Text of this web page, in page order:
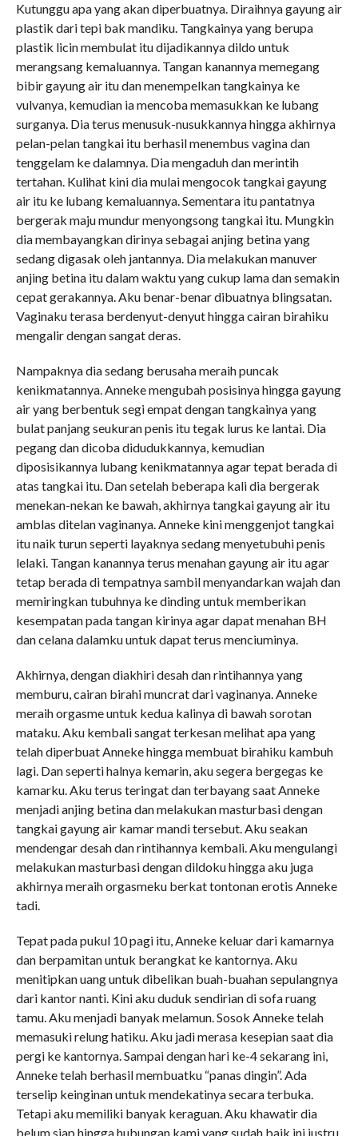
Kutunggu apa yang akan diperbuatnya. Diraihnya gayung air
plastik dari tepi bak mandiku. Tangkainya yang berupa
plastik licin membulat itu dijadikannya dildo untuk
merangsang kemaluannya. Tangan kanannya memegang
bibir gayung air itu dan menempelkan tangkainya ke
vulvanya, kemudian ia mencoba memasukkan ke lubang
surganya. Dia terus menusuk-nusukkannya hingga akhirnya
pelan-pelan tangkai itu berhasil menembus vagina dan
tenggelam ke dalamnya. Dia mengaduh dan merintih
tertahan. Kulihat kini dia mulai mengocok tangkai gayung
air itu ke lubang kemaluannya. Sementara itu pantatnya
bergerak maju mundur menyongsong tangkai itu. Mungkin
dia membayangkan dirinya sebagai anjing betina yang
sedang digasak oleh jantannya. Dia melakukan manuver
anjing betina itu dalam waktu yang cukup lama dan semakin
cepat gerakannya. Aku benar-benar dibuatnya blingsatan.
Vaginaku terasa berdenyut-denyut hingga cairan birahiku
mengalir dengan sangat deras.
Nampaknya dia sedang berusaha meraih puncak
kenikmatannya. Anneke mengubah posisinya hingga gayung
air yang berbentuk segi empat dengan tangkainya yang
bulat panjang seukuran penis itu tegak lurus ke lantai. Dia
pegang dan dicoba didudukkannya, kemudian
diposisikannya lubang kenikmatannya agar tepat berada di
atas tangkai itu. Dan setelah beberapa kali dia bergerak
menekan-nekan ke bawah, akhirnya tangkai gayung air itu
amblas ditelan vaginanya. Anneke kini menggenjot tangkai
itu naik turun seperti layaknya sedang menyetubuhi penis
lelaki. Tangan kanannya terus menahan gayung air itu agar
tetap berada di tempatnya sambil menyandarkan wajah dan
memiringkan tubuhnya ke dinding untuk memberikan
kesempatan pada tangan kirinya agar dapat menahan BH
dan celana dalamku untuk dapat terus menciuminya.
Akhirnya, dengan diakhiri desah dan rintihannya yang
memburu, cairan birahi muncrat dari vaginanya. Anneke
meraih orgasme untuk kedua kalinya di bawah sorotan
mataku. Aku kembali sangat terkesan melihat apa yang
telah diperbuat Anneke hingga membuat birahiku kambuh
lagi. Dan seperti halnya kemarin, aku segera bergegas ke
kamarku. Aku terus teringat dan terbayang saat Anneke
menjadi anjing betina dan melakukan masturbasi dengan
tangkai gayung air kamar mandi tersebut. Aku seakan
mendengar desah dan rintihannya kembali. Aku mengulangi
melakukan masturbasi dengan dildoku hingga aku juga
akhirnya meraih orgasmeku berkat tontonan erotis Anneke
tadi.
Tepat pada pukul 10 pagi itu, Anneke keluar dari kamarnya
dan berpamitan untuk berangkat ke kantornya. Aku
menitipkan uang untuk dibelikan buah-buahan sepulangnya
dari kantor nanti. Kini aku duduk sendirian di sofa ruang
tamu. Aku menjadi banyak melamun. Sosok Anneke telah
memasuki relung hatiku. Aku jadi merasa kesepian saat dia
pergi ke kantornya. Sampai dengan hari ke-4 sekarang ini,
Anneke telah berhasil membuatku “panas dingin”. Ada
terselip keinginan untuk mendekatinya secara terbuka.
Tetapi aku memiliki banyak keraguan. Aku khawatir dia
belum siap hingga hubungan kami yang sudah baik ini justru